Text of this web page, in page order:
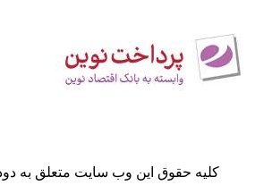
کلیه حقوق این وب سایت متعلق به